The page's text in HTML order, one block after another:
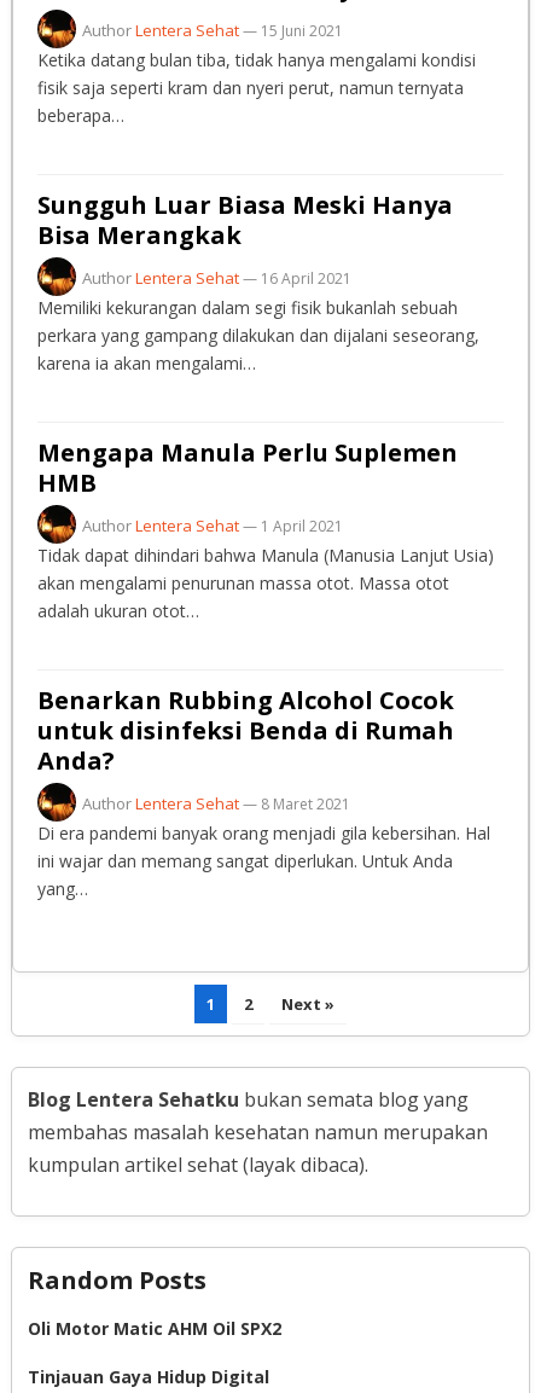
AuthorLentera Sehat— 15 Juni 2021
Ketika datang bulan tiba, tidak hanya mengalami kondisi
fisik saja seperti kram dan nyeri perut, namun ternyata
beberapa…
Sungguh Luar Biasa Meski Hanya
Bisa Merangkak
AuthorLentera Sehat— 16 April 2021
Memiliki kekurangan dalam segi fisik bukanlah sebuah
perkara yang gampang dilakukan dan dijalani seseorang,
karena ia akan mengalami…
Mengapa Manula Perlu Suplemen
HMB
AuthorLentera Sehat— 1 April 2021
Tidak dapat dihindari bahwa Manula (Manusia Lanjut Usia)
akan mengalami penurunan massa otot. Massa otot
adalah ukuran otot…
Benarkan Rubbing Alcohol Cocok
untuk disinfeksi Benda di Rumah
Anda?
AuthorLentera Sehat— 8 Maret 2021
Di era pandemi banyak orang menjadi gila kebersihan. Hal
ini wajar dan memang sangat diperlukan. Untuk Anda
yang…
pos
1 2 Next »
Blog Lentera Sehatku bukan semata blog yang
membahas masalah kesehatan namun merupakan
kumpulan artikel sehat (layak dibaca).
Random Posts
Oli Motor Matic AHM Oil SPX2
Tinjauan Gaya Hidup Digital